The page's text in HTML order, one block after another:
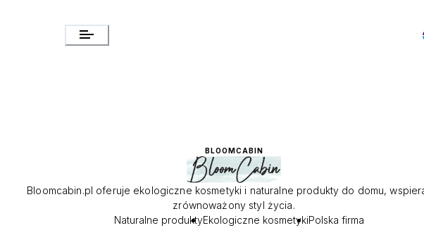
BLOOMCABIN
Bloomcabin.pl oferuje ekologiczne kosmetyki i naturalne produkty do domu,
zrównoważony styl życia.
Naturalne produktyEkologiczne kosmetykiPolska firma